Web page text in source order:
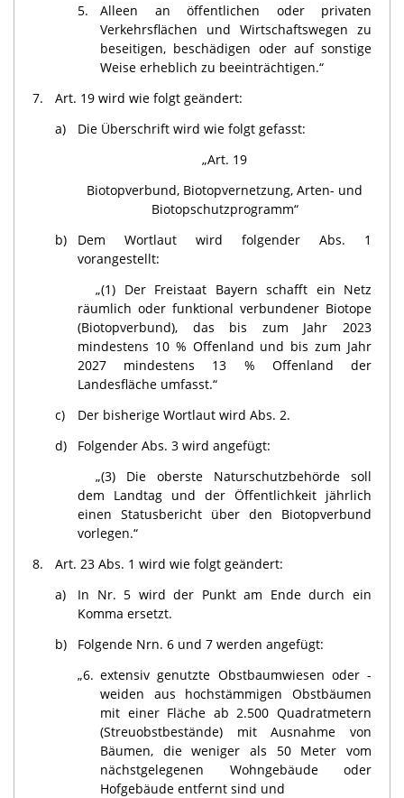
5.
Alleen an öffentlichen oder privaten
Verkehrsflächen und Wirtschaftswegen zu
beseitigen, beschädigen oder auf sonstige
Weise erheblich zu beeinträchtigen.“
7.
Art. 19 wird wie folgt geändert:
a)
Die Überschrift wird wie folgt gefasst:
„Art. 19
Biotopverbund, Biotopvernetzung, Arten- und
Biotopschutzprogramm“
b)
Dem Wortlaut wird folgender Abs. 1
vorangestellt:
„(1) Der Freistaat Bayern schafft ein Netz
räumlich oder funktional verbundener Biotope
(Biotopverbund), das bis zum Jahr 2023
mindestens 10 % Offenland und bis zum Jahr
2027 mindestens 13 % Offenland der
Landesfläche umfasst.“
c)
Der bisherige Wortlaut wird Abs. 2.
d)
Folgender Abs. 3 wird angefügt:
„(3) Die oberste Naturschutzbehörde soll
dem Landtag und der Öffentlichkeit jährlich
einen Statusbericht über den Biotopverbund
vorlegen.“
8.
Art. 23 Abs. 1 wird wie folgt geändert:
a)
In Nr. 5 wird der Punkt am Ende durch ein
Komma ersetzt.
b)
Folgende Nrn. 6 und 7 werden angefügt:
„6. extensiv genutzte Obstbaumwiesen oder -
weiden aus hochstämmigen Obstbäumen
mit einer Fläche ab 2.500 Quadratmetern
(Streuobstbestände) mit Ausnahme von
Bäumen, die weniger als 50 Meter vom
nächstgelegenen Wohngebäude oder
Hofgebäude entfernt sind und